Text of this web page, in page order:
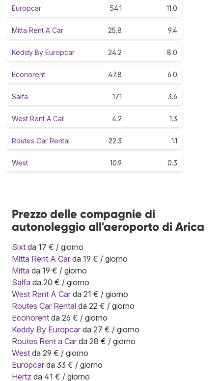
Europcar 54.1 11.0
Mitta Rent A Car 25.8 9.4
Keddy By Europcar 24.2 8.0
Econorent 47.8 6.0
Salfa 17.1 3.6
West Rent A Car 4.2 1.3
Routes Car Rental 22.3 1.1
West 10.9 0.3
Prezzo delle compagnie di
autonoleggio all'aeroporto di Arica
Sixt da 17 € / giorno
Mitta Rent A Car da 19 € / giorno
Mitta da 19 € / giorno
Salfa da 20 € / giorno
West Rent A Car da 21 € / giorno
Routes Car Rental da 22 € / giorno
Econorent da 26 € / giorno
Keddy By Europcar da 27 € / giorno
Routes Rent a Car da 28 € / giorno
West da 29 € / giorno
Europcar da 33 € / giorno
Hertz da 41 € / giorno